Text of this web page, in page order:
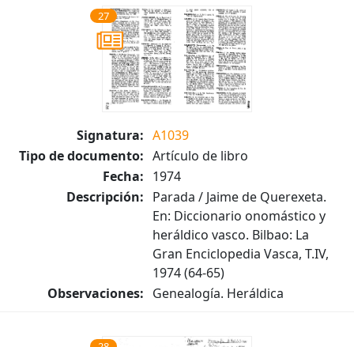
27
Signatura: A1039
Tipo de documento: Artículo de libro
Fecha: 1974
Descripción: Parada / Jaime de Querexeta.
En: Diccionario onomástico y
heráldico vasco. Bilbao: La
Gran Enciclopedia Vasca, T.IV,
1974 (64-65)
Observaciones: Genealogía. Heráldica